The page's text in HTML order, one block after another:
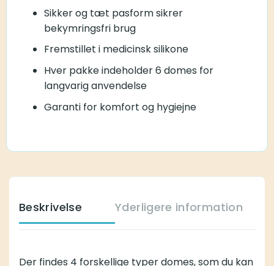
Sikker og tæt pasform sikrer
bekymringsfri brug
Fremstillet i medicinsk silikone
Hver pakke indeholder 6 domes for
langvarig anvendelse
Garanti for komfort og hygiejne
Beskrivelse Yderligere information
Der findes 4 forskellige typer domes, som du kan